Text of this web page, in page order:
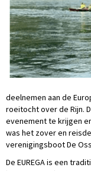
deelnemen aan de
roeitocht over de Rijn.
evenement te krijgen
was het zover en
verenigingsboot De
De EUREGA is een